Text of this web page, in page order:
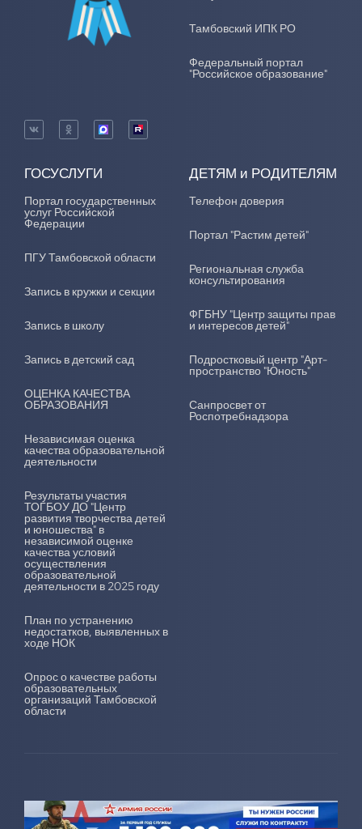
Тамбовский ИПК РО
Федеральный портал
"Российское образование"
ГОСУСЛУГИ
Портал государственных
услуг Российской
Федерации
ПГУ Тамбовской области
Запись в кружки и секции
Запись в школу
Запись в детский сад
ОЦЕНКА КАЧЕСТВА
ОБРАЗОВАНИЯ
Независимая оценка
качества образовательной
деятельности
Результаты участия
ТОГБОУ ДО "Центр
развития творчества детей
и юношества" в
независимой оценке
качества условий
осуществления
образовательной
деятельности в 2025 году
План по устранению
недостатков, выявленных в
ходе НОК
Опрос о качестве работы
образовательных
организаций Тамбовской
области
ДЕТЯМ и РОДИТЕЛЯМ
Телефон доверия
Портал "Растим детей"
Региональная служба
консультирования
ФГБНУ "Центр защиты прав
и интересов детей"
Подростковый центр "Арт-
пространство "Юность"
Санпросвет от
Роспотребнадзора